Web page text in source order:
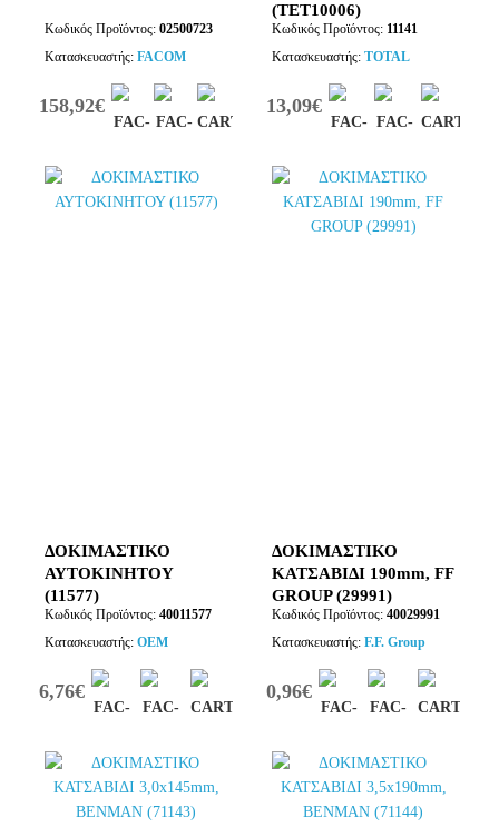
Κωδικός Προϊόντος: 02500723
Κατασκευαστής: FACOM
158,92€
(TET10006)
Κωδικός Προϊόντος: 11141
Κατασκευαστής: TOTAL
13,09€
ΔΟΚΙΜΑΣΤΙΚΟ
ΑΥΤΟΚΙΝΗΤΟΥ
(11577)
Κωδικός Προϊόντος: 40011577
Κατασκευαστής: OEM
6,76€
ΔΟΚΙΜΑΣΤΙΚΟ
ΚΑΤΣΑΒΙΔΙ 190mm, FF
GROUP (29991)
Κωδικός Προϊόντος: 40029991
Κατασκευαστής: F.F. Group
0,96€